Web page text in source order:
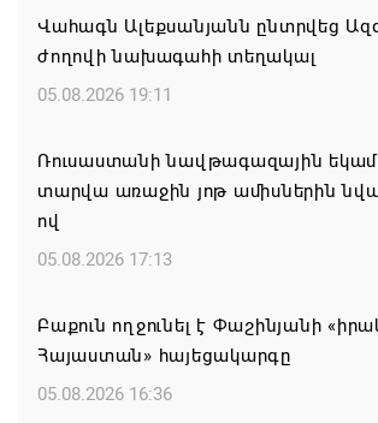
Վահագն Ալեքսանյանն ընտրվեց
ժողովի նախագահի տեղակալ
05.08.2026 19:11
Ռուսաստանի նավթագազային
տարվա առաջին յոթ ամիսներին
ով
05.08.2026 17:13
Բաքուն ողջունել է Փաշինյանի
Հայաստան» հայեցակարգը
05.08.2026 16:36